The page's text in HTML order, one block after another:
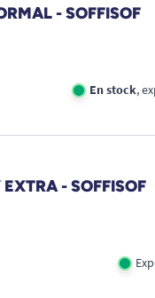
- SOFFISOF
En stock,
- SOFFISOF